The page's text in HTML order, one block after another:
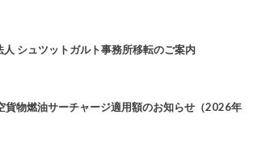
シュツットガルト事務所移転のご案内
貨物燃油サーチャージ適用額のお知らせ（2026年